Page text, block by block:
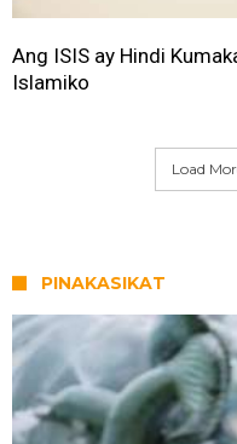
Ang ISIS ay Hindi
Islamiko
Load
PINAKASIKAT